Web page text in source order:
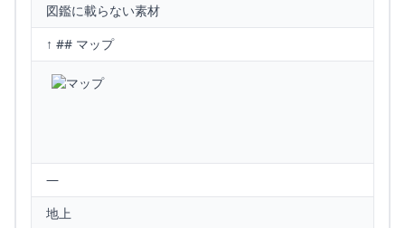
図鑑に載らない素材
↑ ## マップ
—
地上